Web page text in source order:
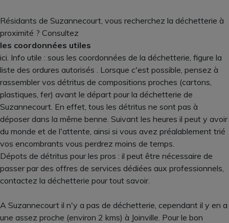
Résidants de Suzannecourt, vous recherchez la déchetterie à
proximité ? Consultez
les coordonnées utiles
ici. Info utile : sous les coordonnées de la déchetterie, figure la
liste des ordures autorisés . Lorsque c'est possible, pensez à
rassembler vos détritus de compositions proches (cartons,
plastiques, fer) avant le départ pour la déchetterie de
Suzannecourt. En effet, tous les détritus ne sont pas à
déposer dans la même benne. Suivant les heures il peut y avoir
du monde et de l'attente, ainsi si vous avez préalablement trié
vos encombrants vous perdrez moins de temps.
Dépots de détritus pour les pros : il peut être nécessaire de
passer par des offres de services dédiées aux professionnels,
contactez la déchetterie pour tout savoir.
A Suzannecourt il n'y a pas de déchetterie, cependant il y en a
une assez proche (environ 2 kms) à Joinville. Pour le bon